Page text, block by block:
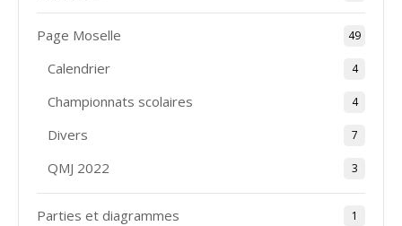
Page Moselle 49
Calendrier 4
Championnats scolaires 4
Divers 7
QMJ 2022 3
Parties et diagrammes 1